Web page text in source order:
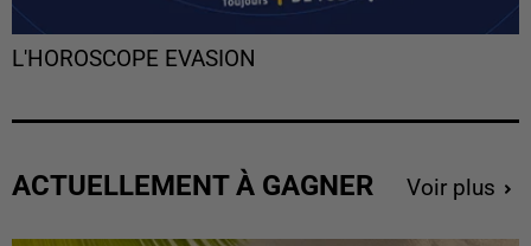
L'HOROSCOPE EVASION
ACTUELLEMENT À GAGNER Voir plus